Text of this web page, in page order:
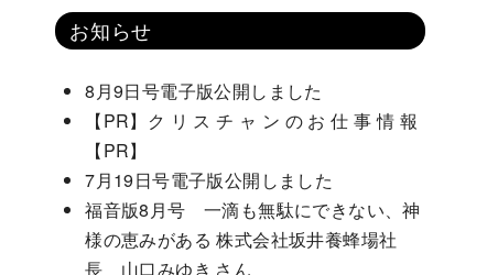
お知らせ
8月9日号電子版公開しました
【PR】ク リ ス チ ャ ン の お 仕 事 情 報
【PR】
7月19日号電子版公開しました
福音版8月号 一滴も無駄にできない、神
様の恵みがある 株式会社坂井養蜂場社
長 山口みゆき さん